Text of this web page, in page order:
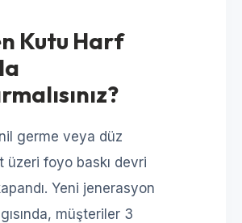
Kutu Harf
germe veya düz
üzeri foyo baskı devri
Yeni jenerasyon
müşteriler 3